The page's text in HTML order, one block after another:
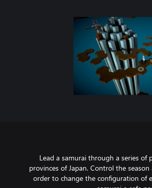
Lead a samurai through a series of
provinces of Japan. Control the
order to change the configuration of